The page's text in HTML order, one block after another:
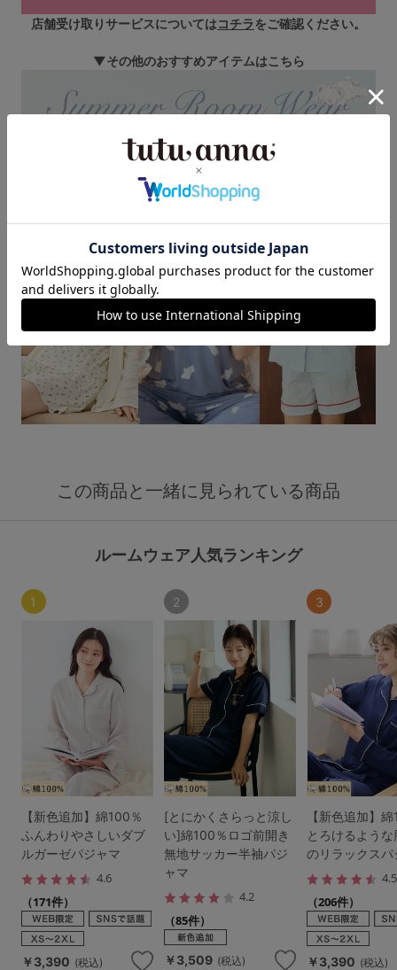
店舗受け取りサービスについてはコチラ をご確認ください。
▼その他のおすすめアイテムはこちら
この商品と一緒に見られている商品
ルームウェア人気ランキング
1
【新色追加】綿100％
ふんわりやさしいダブ
ルガーゼパジャマ
4.6
（171件）
￥3,390 (税込)
2
[とにかくさらっと涼し
い]綿100％ロゴ前開き
無地サッカー半袖パジ
ャマ
4.2
（85件）
￥3,509 (税込)
3
【新色追加】
とろけるよう
のリラックスパ
4.5
（206件）
￥3,390 (税込)